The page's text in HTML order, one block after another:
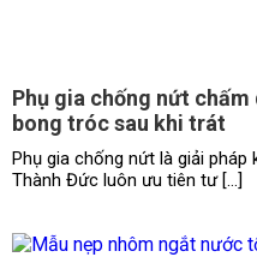
Phụ gia chống nứt
bong tróc sau khi trát
Phụ gia chống nứt là giải pháp
Thành Đức luôn ưu tiên tư […]